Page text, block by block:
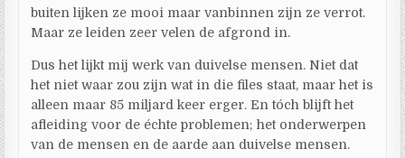
buiten lijken ze mooi maar vanbinnen zijn ze verrot.
Maar ze leiden zeer velen de afgrond in.
Dus het lijkt mij werk van duivelse mensen. Niet dat
het niet waar zou zijn wat in die files staat, maar het is
alleen maar 85 miljard keer erger. En tóch blijft het
afleiding voor de échte problemen; het onderwerpen
van de mensen en de aarde aan duivelse mensen.